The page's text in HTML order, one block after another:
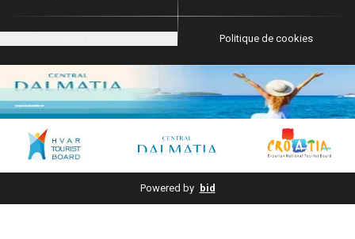
Politique de cookies
Powered by bid